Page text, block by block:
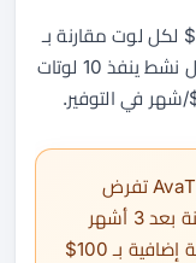
حساب Ultra Low من XM يوفر لك 3.00$ لكل لوت مقارنة بـ
AvaTrade على EUR/USD وحده. لمتداول نشط ينفذ 10 لوتات
AvaTrade تفرض
رسوم عدم نشاط بـ 50$/ربع سنة بعد 3 أشهر
متتالية بدون تداول، ورسوم إدارية إضافية بـ 100$